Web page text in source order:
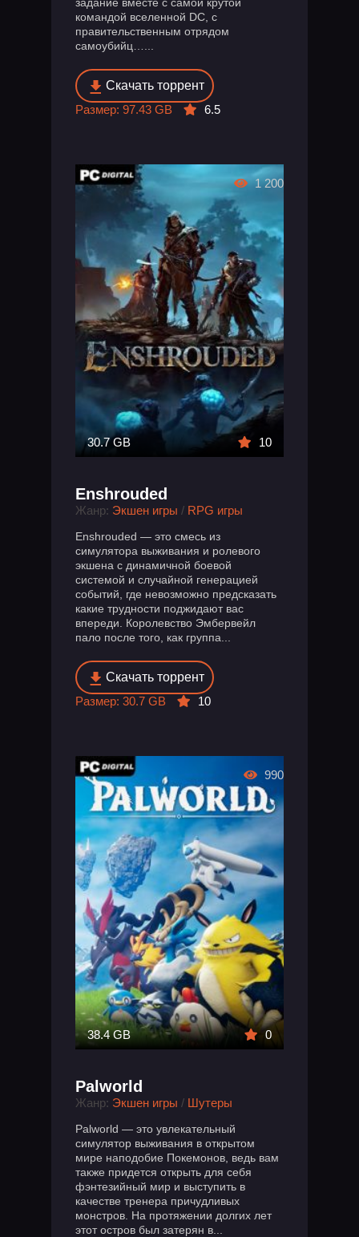
командой вселенной DC, с
правительственным отрядом
самоубийц…...
Скачать торрент
Размер: 97.43 GB
6.5
30.7 GB 10
Enshrouded
Жанр: Экшен игры / RPG игры
Enshrouded — это смесь из
симулятора выживания и ролевого
экшена с динамичной боевой
системой и случайной генерацией
событий, где невозможно предсказать
какие трудности поджидают вас
впереди. Королевство Эмбервейл
пало после того, как группа...
Скачать торрент
Размер: 30.7 GB
10
1 200
38.4 GB 0
Palworld
Жанр: Экшен игры / Шутеры
Palworld — это увлекательный
симулятор выживания в открытом
мире наподобие Покемонов, ведь вам
также придется открыть для себя
фэнтезийный мир и выступить в
качестве тренера причудливых
монстров. На протяжении долгих лет
этот остров был затерян в...
990